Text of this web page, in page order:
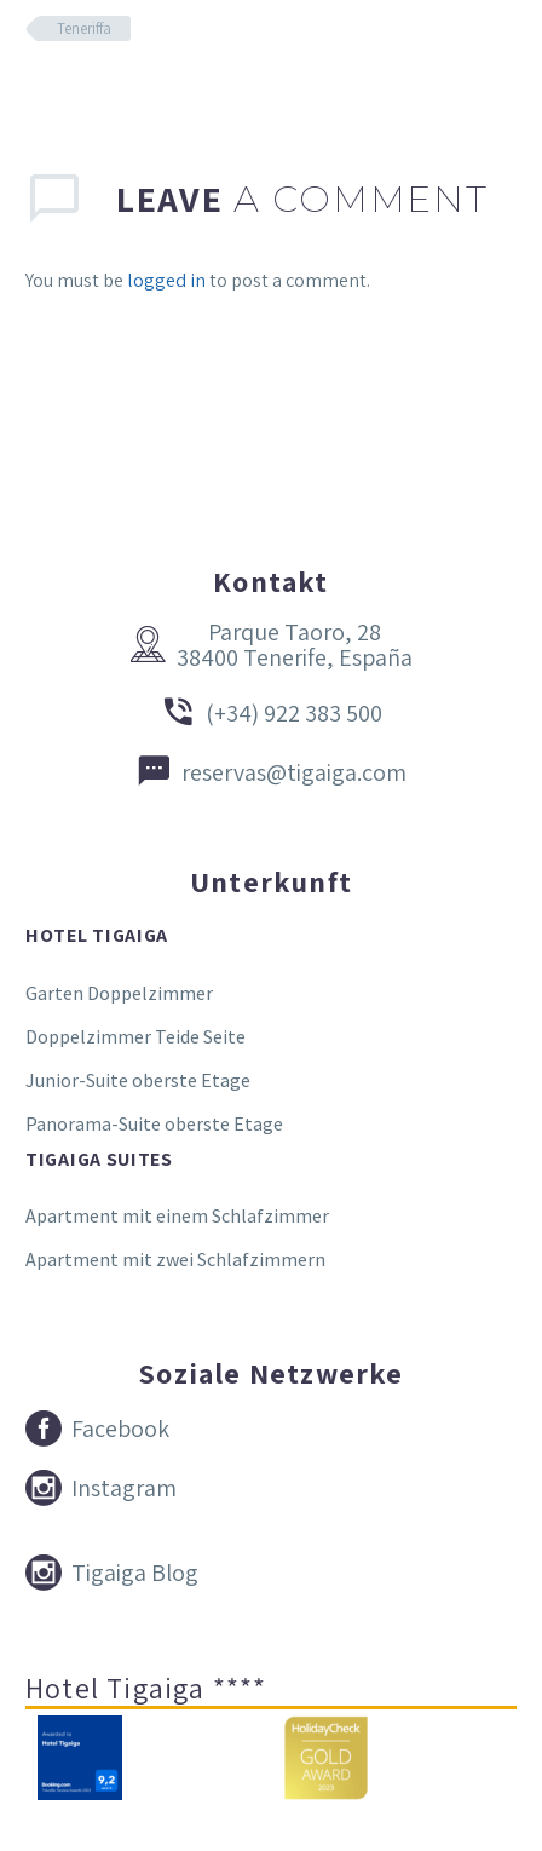
Teneriffa
LEAVE A COMMENT
You must be logged into post a comment.
Kontakt


Parque Taoro, 28
38400 Tenerife, España

 (+34) 922 383 500

 reservas@tigaiga.com
Unterkunft
HOTEL TIGAIGA
Garten Doppelzimmer
Doppelzimmer Teide Seite
Junior-Suite oberste Etage
Panorama-Suite oberste Etage
TIGAIGA SUITES
Apartment mit einem Schlafzimmer
Apartment mit zwei Schlafzimmern
Soziale Netzwerke

 Facebook

 Instagram

 Tigaiga Blog
Hotel Tigaiga ****